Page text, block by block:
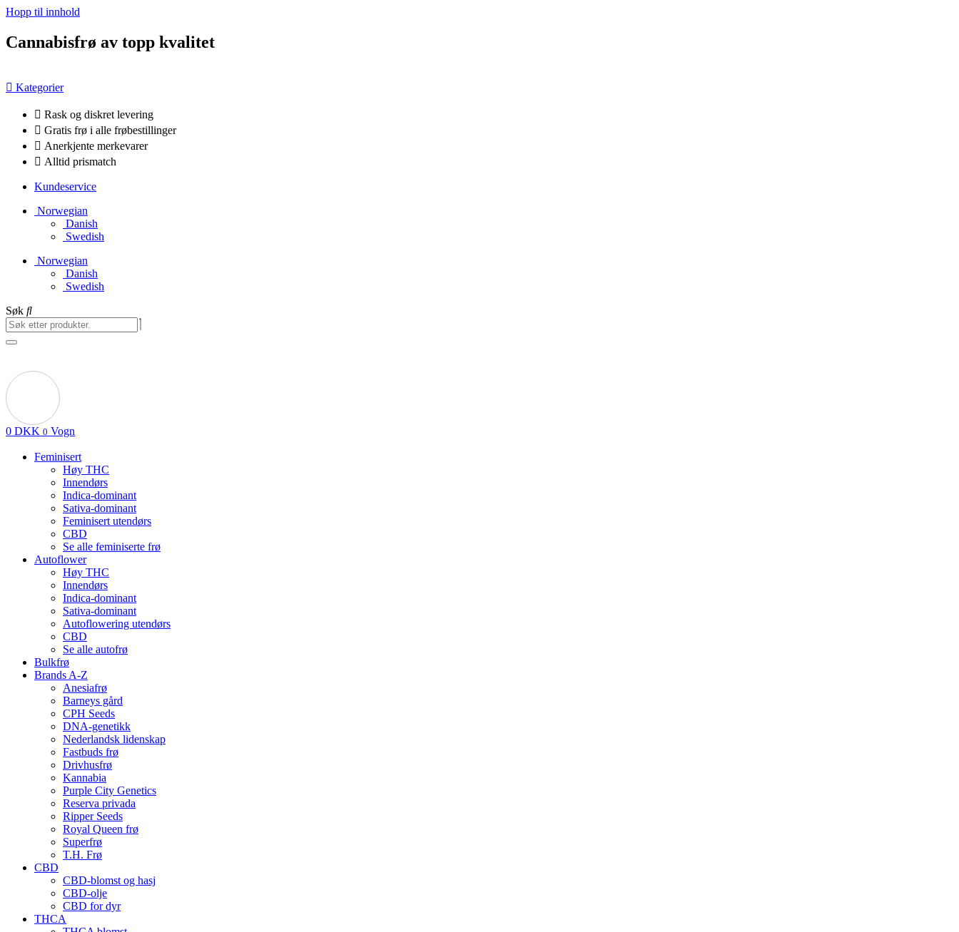
Hopp til innhold
Cannabisfrø av topp kvalitet
Kategorier
Rask og diskret levering
Gratis frø i alle frøbestillinger
Anerkjente merkevarer
Alltid prismatch
Kundeservice
Norwegian
Danish
Swedish
Norwegian
Danish
Swedish
Søk
0 DKK 0 Vogn
Feminisert
Høy THC
Innendørs
Indica-dominant
Sativa-dominant
Feminisert utendørs
CBD
Se alle feminiserte frø
Autoflower
Høy THC
Innendørs
Indica-dominant
Sativa-dominant
Autoflowering utendørs
CBD
Se alle autofrø
Bulkfrø
Brands A-Z
Anesiafrø
Barneys gård
CPH Seeds
DNA-genetikk
Nederlandsk lidenskap
Fastbuds frø
Drivhusfrø
Kannabia
Purple City Genetics
Reserva privada
Ripper Seeds
Royal Queen frø
Superfrø
T.H. Frø
CBD
CBD-blomst og hasj
CBD-olje
CBD for dyr
THCA